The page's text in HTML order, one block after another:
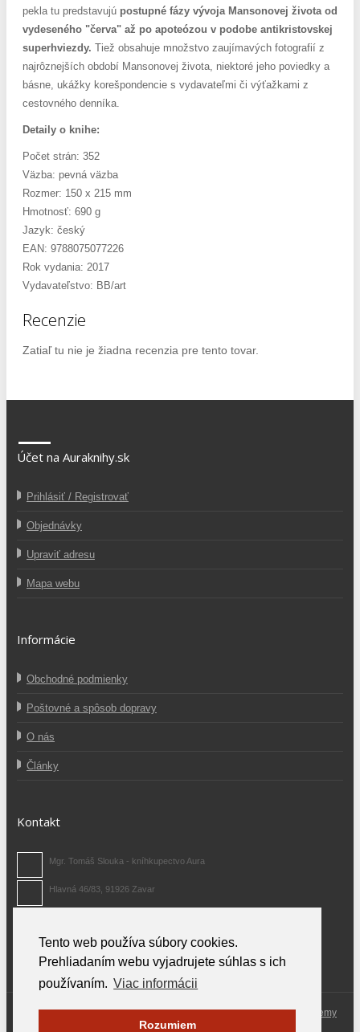
Tento web používa súbory cookies.
Prehliadaním webu vyjadrujete súhlas s ich
používaním. Viac informácii
Rozumiem
pekla tu predstavujú postupné fázy vývoja Mansonovej života od
vydeseného "červa" až po apoteózou v podobe antikristovskej
superhviezdy. Tiež obsahuje množstvo zaujímavých fotografií z
najrôznejších období Mansonovej života, niektoré jeho poviedky a
básne, ukážky korešpondencie s vydavateľmi či výťažkami z
cestovného denníka.
Detaily o knihe:
Počet strán: 352
Väzba: pevná väzba
Rozmer: 150 x 215 mm
Hmotnosť: 690 g
Jazyk: český
EAN: 9788075077226
Rok vydania: 2017
Vydavateľstvo: BB/art
Recenzie
Zatiaľ tu nie je žiadna recenzia pre tento tovar.
Účet na Auraknihy.sk
Prihlásiť / Registrovať
Objednávky
Upraviť adresu
Mapa webu
Informácie
Obchodné podmienky
Poštovné a spôsob dopravy
O nás
Články
Kontakt
Mgr. Tomáš Slouka - kníhkupectvo Aura
Hlavná 46/83, 91926 Zavar
info@auraknihy.sk
© 2026 Aura Knihy.sk.All rights reserved. Odporúčame VámFM parfemy